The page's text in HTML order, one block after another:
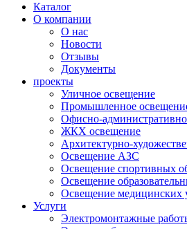
Каталог
О компании
О нас
Новости
Отзывы
Документы
проекты
Уличное освещение
Промышленное
Офисно-
ЖКХ освещение
Архитектурно-
Освещение АЗС
Освещение спортивных
Освещение
Освещение медицинских
Услуги
Электромонтажные